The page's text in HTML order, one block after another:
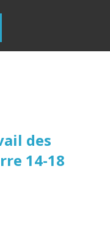
des
14-18